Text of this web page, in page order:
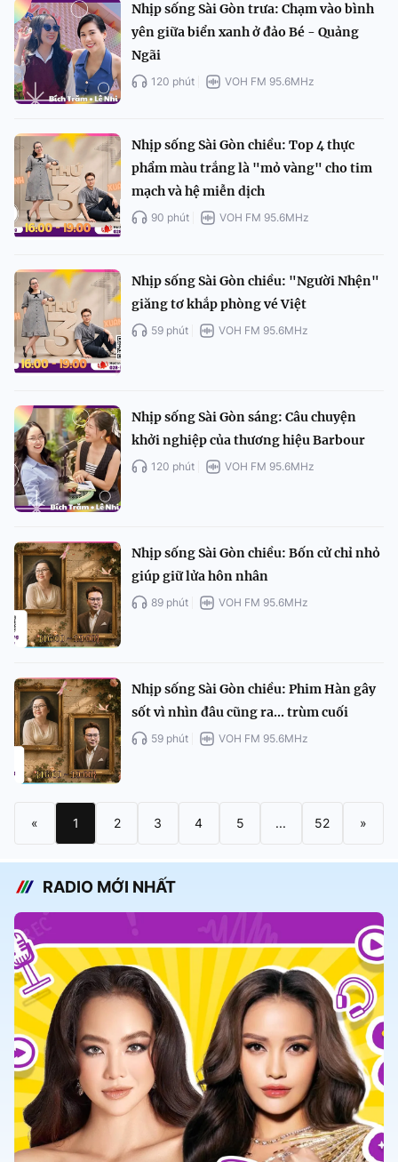
Nhịp sống Sài Gòn trưa: Chạm vào bình
yên giữa biển xanh ở đảo Bé - Quảng
Ngãi
120 phút VOH FM 95.6MHz
Nhịp sống Sài Gòn chiều: Top 4 thực
phẩm màu trắng là "mỏ vàng" cho tim
mạch và hệ miễn dịch
90 phút VOH FM 95.6MHz
Nhịp sống Sài Gòn chiều: "Người Nhện"
giăng tơ khắp phòng vé Việt
59 phút VOH FM 95.6MHz
Nhịp sống Sài Gòn sáng: Câu chuyện
khởi nghiệp của thương hiệu Barbour
120 phút VOH FM 95.6MHz
Nhịp sống Sài Gòn chiều: Bốn cử chỉ nhỏ
giúp giữ lửa hôn nhân
89 phút VOH FM 95.6MHz
Nhịp sống Sài Gòn chiều: Phim Hàn gây
sốt vì nhìn đâu cũng ra... trùm cuối
59 phút VOH FM 95.6MHz
« 1 2 3 4 5 ... 52 »
RADIO MỚI NHẤT